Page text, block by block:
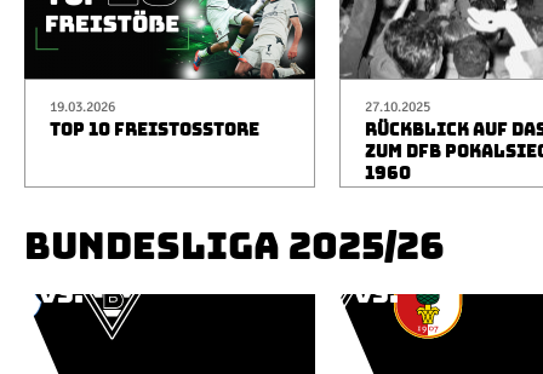
19.03.2026
TOP 10 FREISTOSSTORE
27.10.2025
RÜCKBLICK AUF
ZUM DFB
1960
BUNDESLIGA 2025/26